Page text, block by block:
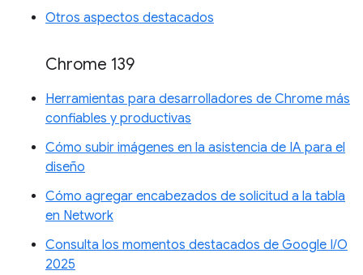
Otros aspectos destacados
Chrome 139
Herramientas para desarrolladores de Chrome más
confiables y productivas
Cómo subir imágenes en la asistencia de IA para el
diseño
Cómo agregar encabezados de solicitud a la tabla
en Network
Consulta los momentos destacados de Google I/O
2025